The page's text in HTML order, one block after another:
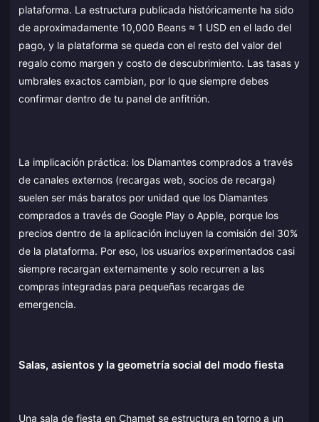
plataforma. La estructura publicada históricamente ha sido
de aproximadamente 10,000 Beans ≈ 1 USD en el lado del
pago, y la plataforma se queda con el resto del valor del
regalo como margen y costo de descubrimiento. Las tasas y
umbrales exactos cambian, por lo que siempre debes
confirmar dentro de tu panel de anfitrión.
La implicación práctica: los Diamantes comprados a través
de canales externos (recargas web, socios de recarga)
suelen ser más baratos por unidad que los Diamantes
comprados a través de Google Play o Apple, porque los
precios dentro de la aplicación incluyen la comisión del 30%
de la plataforma. Por eso, los usuarios experimentados casi
siempre recargan externamente y solo recurren a las
compras integradas para pequeñas recargas de
emergencia.
Salas, asientos y la geometría social del modo fiesta
Una sala de fiesta en Chamet se estructura en torno a un